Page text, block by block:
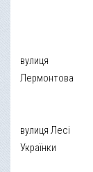
вулиця
Лермонтова
вулиця Лесі
Українки